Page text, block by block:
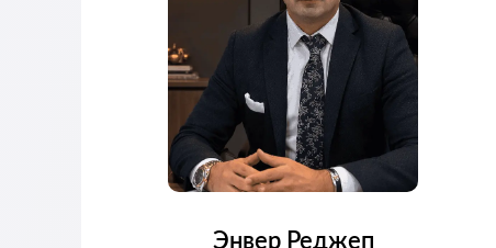
Энвер Реджеп